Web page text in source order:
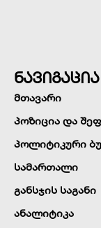
ნავიგაცია
მთავარი
პოზიცია და
პოლიტიკური
სამართალი
განსჯის საგანი
ანალიტიკა